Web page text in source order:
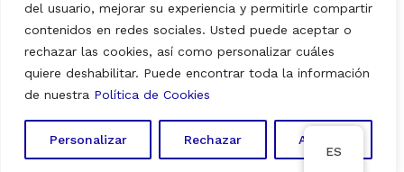
del usuario, mejorar su experiencia y permitirle compartir
contenidos en redes sociales. Usted puede aceptar o
rechazar las cookies, así como personalizar cuáles
quiere deshabilitar. Puede encontrar toda la información
de nuestra Política de Cookies
Personalizar Rechazar Aceptar
© 2026 Europ Foods. All rights reserved.
Aviso Legal|Política de Privacidad
ES